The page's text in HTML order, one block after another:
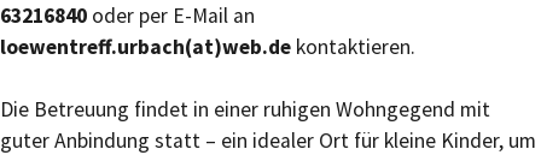
63216840 oder per E-Mail an
loewentreff.urbach(at)web.de kontaktieren.
Die Betreuung findet in einer ruhigen Wohngegend mit
guter Anbindung statt – ein idealer Ort für kleine Kinder, um